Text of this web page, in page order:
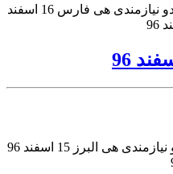
نیازمندی هی فارس 16 اسفند 96کندو نیازمندی هی فارس 16 اسفند
نیازمندی هی البرز 15 اسفند 96کندو نیازمندی هی البرز 15 اسفند 96